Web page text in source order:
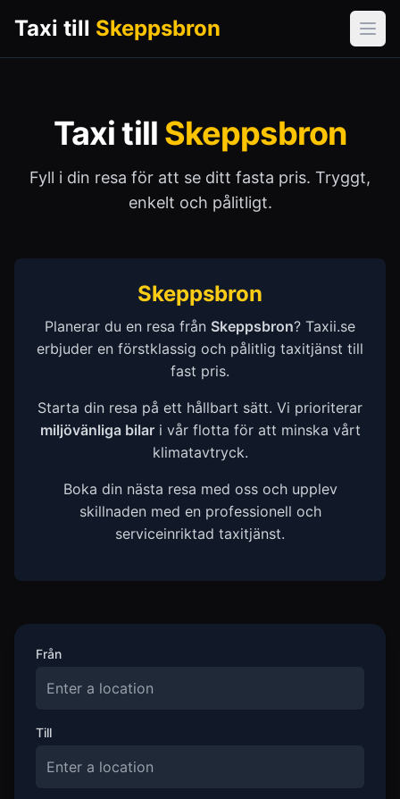
Taxi till Skeppsbron
Taxi till Skeppsbron
Fyll i din resa för att se ditt fasta pris. Tryggt,
enkelt och pålitligt.
Skeppsbron
Planerar du en resa från Skeppsbron? Taxii.se
erbjuder en förstklassig och pålitlig taxitjänst till
fast pris.
Starta din resa på ett hållbart sätt. Vi prioriterar
miljövänliga bilari vår flotta för att minska vårt
klimatavtryck.
Boka din nästa resa med oss och upplev
skillnaden med en professionell och
serviceinriktad taxitjänst.
Från
Till